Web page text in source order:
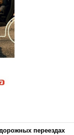
переездах